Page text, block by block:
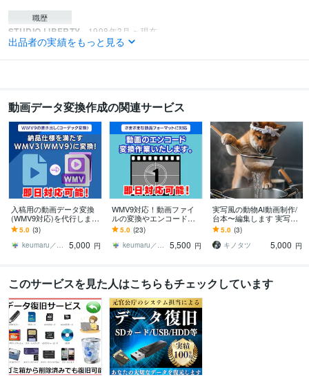
職歴
STUDIO LIBERTY 1998年3月 ~ 現在
得意分野
動画編集・映像制作 映像制作・動画編集・デザイン・ロゴ制作 ロゴデザ
イン
動画制作 映像編集 プロフィールムービー
ミュージックビデオ
動画編集
モーションロゴ エフェクト オープニングムービー 編集
出品者の実績をもっと見る
動画データ変換作成の関連サービス
入稿用の動画データ変換
(WMV9対応)を代行します
デジタルサイネージ広
告・自治体・企業CMを入
稿用にすぐ変換♪
5.0 (3)
keumaru／けうまる
5,000 円
WMV9対応！動画ファイ
ルの変換やエンコードし
ます YouTube投稿用や、
各種SNSアップ用などに
対応します♪
5.0 (23)
keumaru／けうまる
5,500 円
実写風の動物AI動画制作/
台本〜編集します 実写み
たいに動く。動物AIショ
ートを1本から制作します
5.0 (3)
キノタツ
5,000 円
このサービスを見た人はこちらもチェックしています